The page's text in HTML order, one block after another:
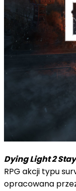
Dying Light 2
RPG akcji typu
opracowana